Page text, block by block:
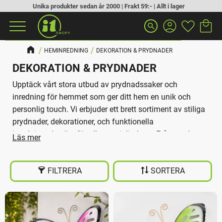
Meny
Unika produkter sedan år 2000 | Frakt 59:- | Allt i lager
search
HEMINREDNING DEKORATION & PRYDNADER
DEKORATION & PRYDNADER
Upptäck vårt stora utbud av prydnadssaker och
inredning för hemmet som ger ditt hem en unik och
personlig touch. Vi erbjuder ett brett sortiment av stiliga
prydnader, dekorationer, och funktionella
inredningsdetaljer för alla rum i ditt hem. Från modernt
passar alla smaker och inredningsstilar. Perfekta för att
skapa en inbjudande atmosfär, dessa prydnadssaker
och möbler blir både vackra och praktiska inslag i ditt
hem. Brett sortiment av prydnadssaker och dekorativa
detaljer. Inredning som passar alla stilar – från klassiskt
FILTRERA SORTERA